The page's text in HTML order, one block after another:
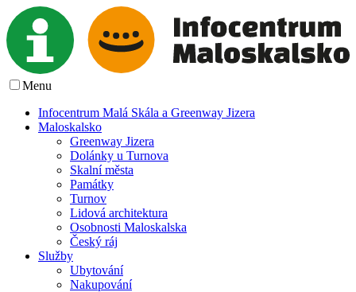
Menu
Infocentrum Malá Skála a Greenway Jizera
Maloskalsko
Greenway Jizera
Dolánky u Turnova
Skalní města
Památky
Turnov
Lidová architektura
Osobnosti Maloskalska
Český ráj
Služby
Ubytování
Nakupování